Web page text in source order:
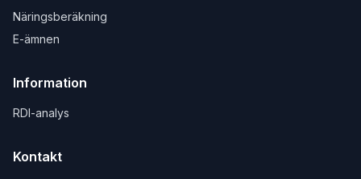
Näringsberäkning
E-ämnen
Information
RDI-analys
Kontakt